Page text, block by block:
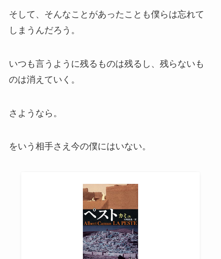
そして、そんなことがあったことも僕らは忘れて
しまうんだろう。
いつも言うように残るものは残るし、残らないも
のは消えていく。
さようなら。
をいう相手さえ今の僕にはいない。